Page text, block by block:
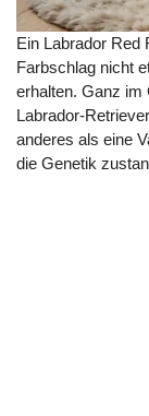
Ein Labrador Red
Farbschlag nicht
erhalten. Ganz im
Labrador-
anderes als eine
die Genetik